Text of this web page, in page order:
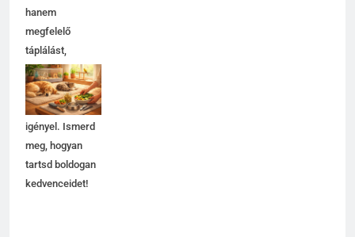
szeretetet,
hanem
megfelelő
táplálást,
biztonságos
környezetet és
gondoskodást is
igényel. Ismerd
meg, hogyan
tartsd boldogan